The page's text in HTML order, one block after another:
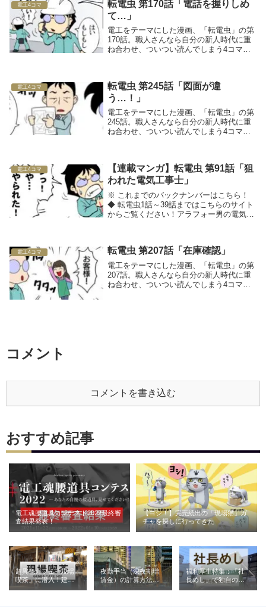
電工4コマ
転電虫 第170話「電話を握りしめ
て…」
電工をテーマにした漫画、「転電虫」の第
170話。職人さんなら自分の新人時代に重
ね合わせ、ついつい読んでしまう4コママ
電工4コマ
転電虫 第245話「図面が違
う…！」
電工をテーマにした漫画、「転電虫」の第
245話。職人さんなら自分の新人時代に重
ね合わせ、ついつい読んでしまう4コママ
電工4コマ
【連載マンガ】転電虫 第91話「狙
われた電気工事士」
※ これまでのバックナンバーはこちら！
◆ 転電虫1話～39話まではこちらのサイト
からご覧ください！アラフォー男の電気工
電工4コマ 転電虫 第207話「在庫確認」
電工をテーマにした漫画、「転電虫」の第
207話。職人さんなら自分の新人時代に重
ね合わせ、ついつい読んでしまう4コママ
コメント
コメントを書き込む
おすすめ記事
電工魂腰道具コンテスト2022最終審
査結果発表！
【ヨシ！】完売続出の「現場猫」ガ
チャを探しに行ってきた
超異色カフェ「現場
喫茶」に潜入！建設
業が営む喫茶の意外
夜勤手当（深夜割増
賃金）の計算方法と
福利厚生特集：「社
長めし」で独自の魅
力を発信（株式会社